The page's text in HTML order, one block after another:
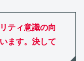
ティ意識の向
ます。決して